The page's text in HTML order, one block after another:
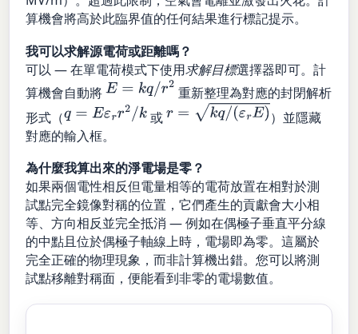
算機會將高於此臨界值的任何結果進行標記提示。
我可以求解源電荷或距離嗎？
可以 — 在單電荷模式下使用求解目標選擇器即可。計
算機會自動將E= kq /r2
重新整理為對應的封閉解析
形式（q =Eεrr2/k 或r=kq /(εrE)
）並隱藏
對應的輸入框。
為什麼我算出來的淨電場是零？
如果兩個電性相反但電量相等的電荷放置在相對於測
試點完全鏡像對稱的位置，它們產生的貢獻會大小相
等、方向相反並完全抵消 — 例如在偶極子垂直平分線
的中點且位於偶極子軸線上時，電場即為零。這屬於
完全正確的物理現象，而非計算機出錯。您可以將測
試點移離對稱面，便能看到非零的電場數值。